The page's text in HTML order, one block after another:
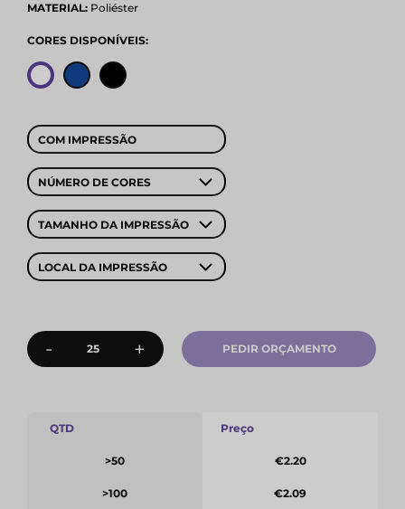
MATERIAL: Poliéster
CORES DISPONÍVEIS:
COM IMPRESSÃO
NÚMERO DE CORES
TAMANHO DA IMPRESSÃO
LOCAL DA IMPRESSÃO
- + PEDIR ORÇAMENTO
QTD
>50
>100
Preço
€2.20
€2.09